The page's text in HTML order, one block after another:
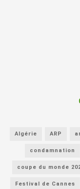
Algérie ARP
condamnation
coupe du monde
Festival de Cannes